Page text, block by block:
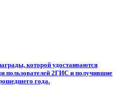
которой удостаиваются
пользователей 2ГИС и получившие
года.